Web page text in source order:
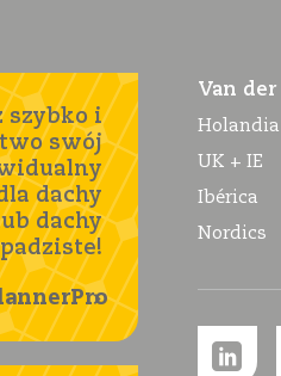
szybko i
swój
dachy
dachy
Van
UK + IE
Ibérica
Nordics